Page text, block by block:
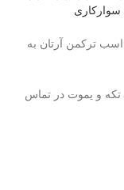
سوارکاری
ترکمن آرتان به
و یموت در تماس